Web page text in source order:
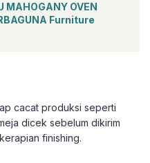
MAHOGANY OVEN
Furniture
cacat produksi seperti
dicek sebelum dikirim
finishing.